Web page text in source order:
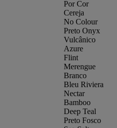
Por Cor
Cereja
No Colour
Preto Onyx
Vulcânico
Azure
Flint
Merengue
Branco
Bleu Riviera
Nectar
Bamboo
Deep Teal
Preto Fosco